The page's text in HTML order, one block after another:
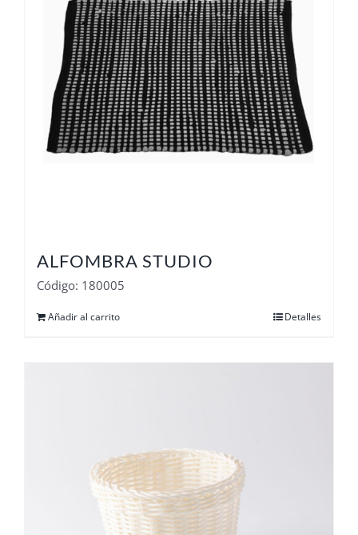
ALFOMBRA STUDIO
Código: 180005
Añadir al carrito Detalles